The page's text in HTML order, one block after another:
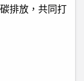
排放，共同打